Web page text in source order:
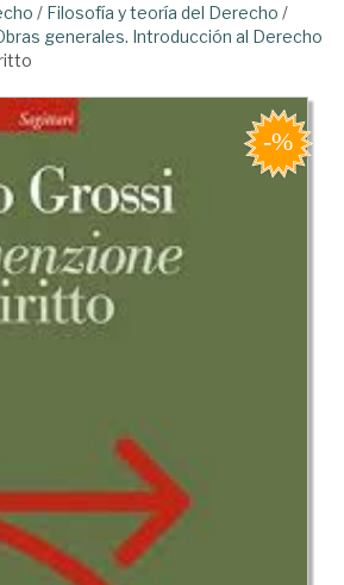
/ Filosofía y teoría del Derecho /
generales. Introducción al Derecho